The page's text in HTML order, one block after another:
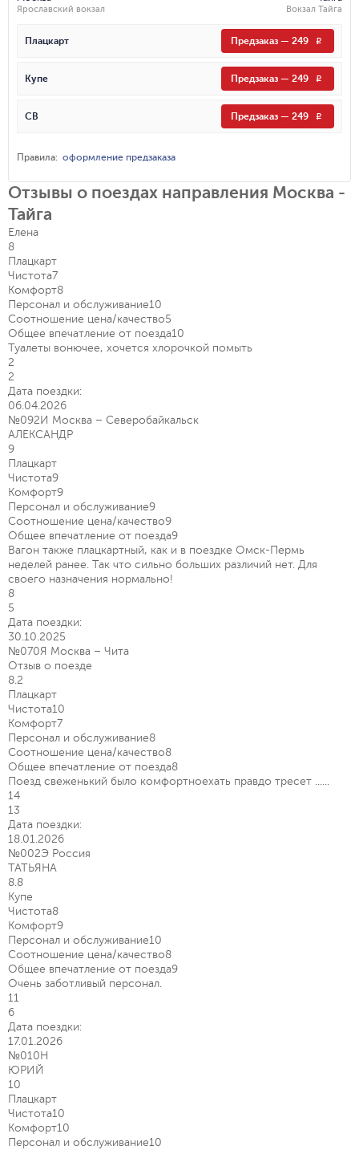
Ярославский вокзал Вокзал Тайга
Плацкарт Предзаказ — 249 R
Купе Предзаказ — 249 R
СВ Предзаказ — 249 R
Правила: оформление предзаказа
Отзывы о поездах направления Москва -
Тайга
Елена
8
Плацкарт
Чистота7
Комфорт8
Персонал и обслуживание10
Соотношение цена/качество5
Общее впечатление от поезда10
Туалеты вонючее, хочется хлорочкой помыть
2
2
Дата поездки:
06.04.2026
№092И Москва – Северобайкальск
АЛЕКСАНДР
9
Плацкарт
Чистота9
Комфорт9
Персонал и обслуживание9
Соотношение цена/качество9
Общее впечатление от поезда9
Вагон также плацкартный, как и в поездке Омск-Пермь
неделей ранее. Так что сильно больших различий нет. Для
своего назначения нормально!
8
5
Дата поездки:
30.10.2025
№070Я Москва – Чита
Отзыв о поезде
8.2
Плацкарт
Чистота10
Комфорт7
Персонал и обслуживание8
Соотношение цена/качество8
Общее впечатление от поезда8
Поезд свеженький было комфортноехать правдо тресет ......
14
13
Дата поездки:
18.01.2026
№002Э Россия
ТАТЬЯНА
8.8
Купе
Чистота8
Комфорт9
Персонал и обслуживание10
Соотношение цена/качество8
Общее впечатление от поезда9
Очень заботливый персонал.
11
6
Дата поездки:
17.01.2026
№010Н
ЮРИЙ
10
Плацкарт
Чистота10
Комфорт10
Персонал и обслуживание10